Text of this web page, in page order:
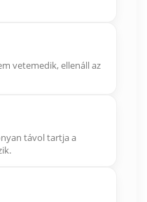
vetemedik, ellenáll az
távol tartja a